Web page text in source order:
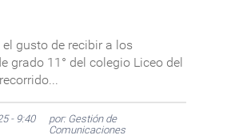
el gusto de recibir a los
grado 11° del colegio Liceo del
- 9:40
por: Gestión de
Comunicaciones